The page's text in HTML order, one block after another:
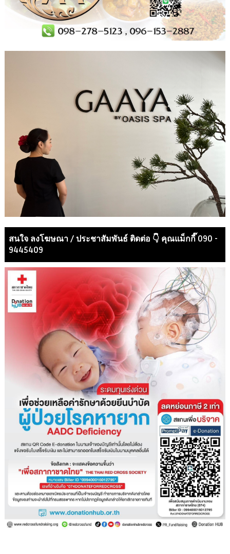
สนใจ ลงโฆษณา / ประชาสัมพันธ์ ติดต่อ 👇 คุณแม็กกี๊ 090 -
9445409